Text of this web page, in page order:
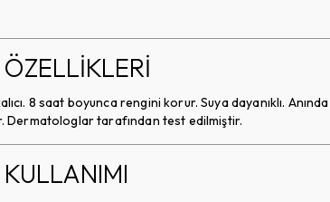
8 saat boyunca rengini korur. Suya dayanıklı.
Dermatologlar tarafından test edilmiştir.
KULLANIMI